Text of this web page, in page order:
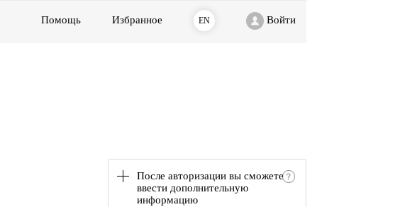
Помощь Избранное EN Войти
После авторизации вы сможете
ввести дополнительную
информацию